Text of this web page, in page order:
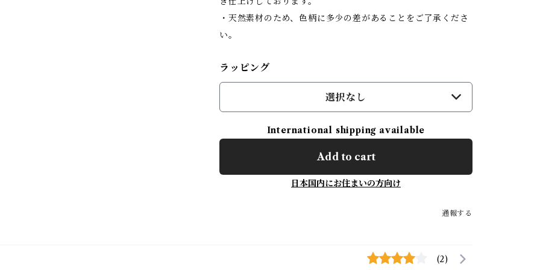
・天然素材のため、色柄に多少の差があることをご了承くださ
い。
ラッピング
選択なし
International shipping available
Add to cart
日本国内にお住まいの方向け
通報する
(2)